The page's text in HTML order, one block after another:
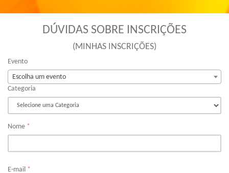
DÚVIDAS SOBRE INSCRIÇÕES
(MINHAS INSCRIÇÕES)
Evento
Escolha um evento
Categoria
Nome *
E-mail *